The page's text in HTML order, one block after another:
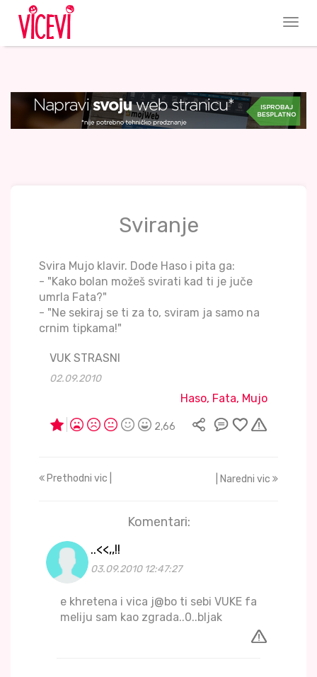
Sviranje
Svira Mujo klavir. Dođe Haso i pita ga:
- "Kako bolan možeš svirati kad ti je juče
umrla Fata?"
- "Ne sekiraj se ti za to, sviram ja samo na
crnim tipkama!"
VUK STRASNI
02.09.2010
Haso, Fata, Mujo
2,66
Prethodni vic | | Naredni vic
Komentari:
..<<,,!!
03.09.2010 12:47:27
e khretena i vica j@bo ti sebi VUKE fa
meliju sam kao zgrada..0..bljak